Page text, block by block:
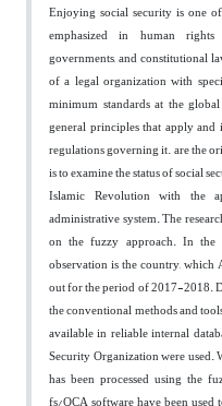
Enjoying social security is one
emphasized in human
governments, and constitutional
of a legal organization with
minimum standards at the
general principles that apply
regulations governing it. are the
is to examine the status of social
Islamic Revolution with the
administrative system. The
on the fuzzy approach. In the
observation is the country, which
out for the period of 2017-2018.
the conventional methods and
available in reliable internal
Security Organization were used.
has been processed using the